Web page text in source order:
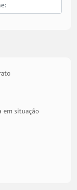
em situação